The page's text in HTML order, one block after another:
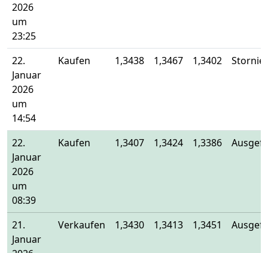
2026
um
23:25
22.
Januar
2026
um
14:54
Kaufen 1,3438 1,3467 1,3402
22.
Januar
2026
um
08:39
Kaufen 1,3407 1,3424 1,3386
21.
Januar
Verkaufen 1,3430 1,3413 1,3451